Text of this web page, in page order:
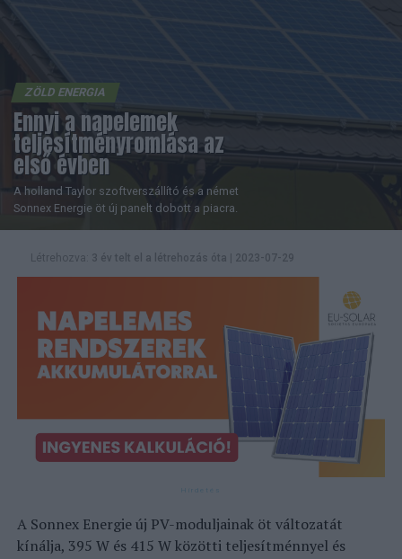
ZÖLD ENERGIA
Ennyi a napelemek
teljesítményromlása az
első évben
A holland Taylor szoftverszállító és a német
Sonnex Energie öt új panelt dobott a piacra.
Létrehozva: 3 év telt el a létrehozás óta 2023-07-29
A Sonnex Energie új PV-moduljainak öt változatát
kínálja, 395 W és 415 W közötti teljesítménnyel és